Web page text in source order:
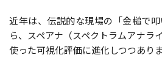
近年は、伝説的な現場の「金槌で
ら、スペアナ（スペクトラムアナラ
使った可視化評価に進化しつつありま